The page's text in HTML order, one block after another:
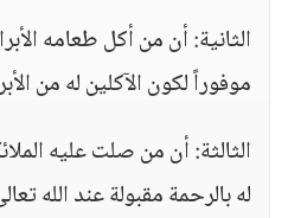
الثانية: أن من أكل طعامه
موفوراً لكون الآكلين له من
الثالثة: أن من صلت عليه
له بالرحمة مقبولة عند الله